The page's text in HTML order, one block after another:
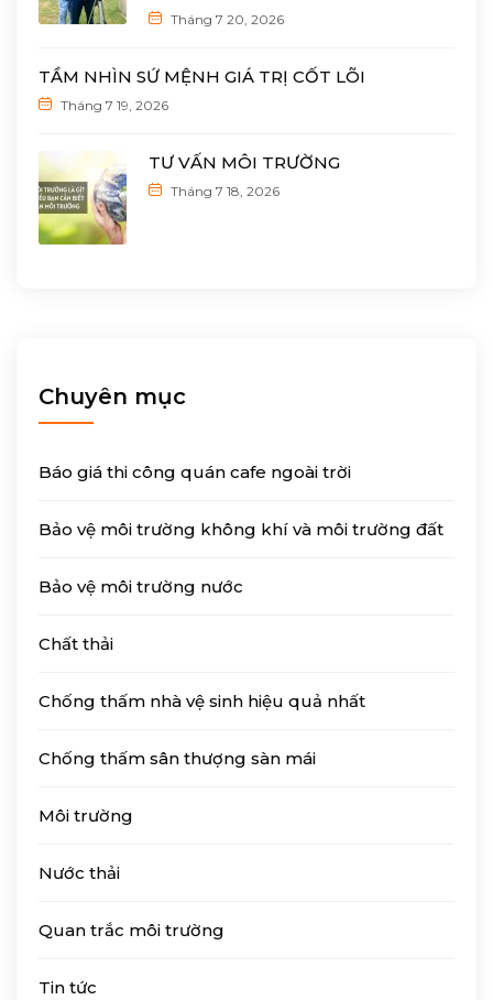
Tháng 7 20, 2026
TẦM NHÌN SỨ MỆNH GIÁ TRỊ CỐT LÕI
Tháng 7 19, 2026
TƯ VẤN MÔI TRƯỜNG
Tháng 7 18, 2026
Chuyên mục
Báo giá thi công quán cafe ngoài trời
Bảo vệ môi trường không khí và môi trường đất
Bảo vệ môi trường nước
Chất thải
Chống thấm nhà vệ sinh hiệu quả nhất
Chống thấm sân thượng sàn mái
Môi trường
Nước thải
Quan trắc môi trường
Tin tức